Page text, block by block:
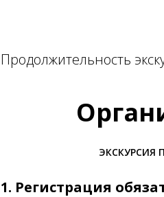
Продолжительность
ЭКСКУРСИЯ
1. Регистрация